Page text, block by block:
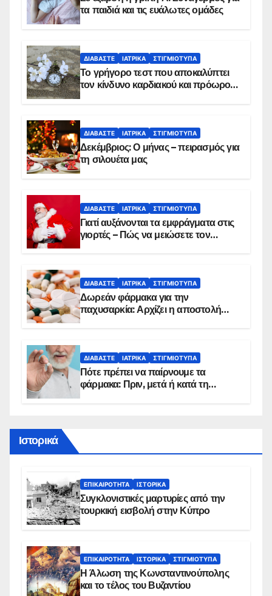
τα παιδιά και τις ευάλωτες ομάδες
ΔΙΑΒΆΣΤΕ ΙΑΤΡΙΚΆ ΣΤΙΓΜΙΌΤΥΠΑ
Το γρήγορο τεστ που αποκαλύπτει
τον κίνδυνο καρδιακού και πρόωρου
ΔΙΑΒΆΣΤΕ ΙΑΤΡΙΚΆ ΣΤΙΓΜΙΌΤΥΠΑ
Δεκέμβριος: Ο μήνας – πειρασμός για
τη σιλουέτα μας
ΔΙΑΒΆΣΤΕ ΙΑΤΡΙΚΆ ΣΤΙΓΜΙΌΤΥΠΑ
Γιατί αυξάνονται τα εμφράγματα στις
γιορτές – Πώς να μειώσετε τον
ΔΙΑΒΆΣΤΕ ΙΑΤΡΙΚΆ ΣΤΙΓΜΙΌΤΥΠΑ
Δωρεάν φάρμακα για την
παχυσαρκία: Αρχίζει η αποστολή
ΔΙΑΒΆΣΤΕ ΙΑΤΡΙΚΆ ΣΤΙΓΜΙΌΤΥΠΑ
Πότε πρέπει να παίρνουμε τα
φάρμακα: Πριν, μετά ή κατά τη
Ιστορικά
ΕΠΙΚΑΙΡΌΤΗΤΑ ΙΣΤΟΡΙΚΆ
Συγκλονιστικές μαρτυρίες από την
τουρκική εισβολή στην Κύπρο
ΕΠΙΚΑΙΡΌΤΗΤΑ ΙΣΤΟΡΙΚΆ ΣΤΙΓΜΙΌΤΥΠΑ
Η Άλωση της Κωνσταντινούπολης
και το τέλος του Βυζαντίου